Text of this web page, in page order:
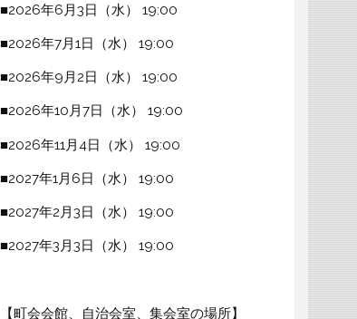
■2026年6月3日（水） 19:00
■2026年7月1日（水） 19:00
■2026年9月2日（水） 19:00
■2026年10月7日（水） 19:00
■2026年11月4日（水） 19:00
■2027年1月6日（水） 19:00
■2027年2月3日（水） 19:00
■2027年3月3日（水） 19:00
【町会会館、自治会室、集会室の場所】